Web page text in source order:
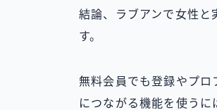
結論、ラブアンで女性と
す。
無料会員でも登録やプロ
につながる機能を使うに